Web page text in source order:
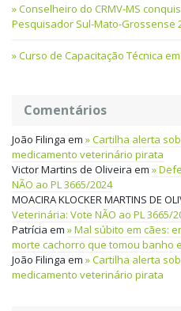
Conselheiro do CRMV-MS
Pesquisador Sul-Mato-Grossense
Curso de Capacitação Técnica
Comentários
João Filinga em
Cartilha alerta
medicamento veterinário pirata
Victor Martins de Oliveira em
NÃO ao PL 3665/2024
MOACIRA KLOCKER MARTINS DE
Veterinária: Vote NÃO ao PL 3665/
Patrícia em
Mal súbito em cães:
morte cachorro que tomou banho
João Filinga em
Cartilha alerta
medicamento veterinário pirata